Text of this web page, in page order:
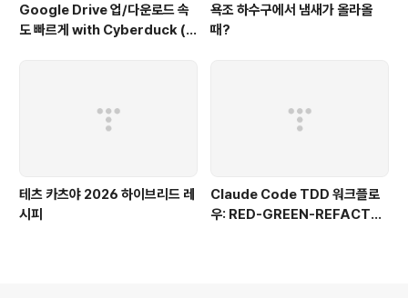
Google Drive 업/다운로드 속
도 빠르게 with Cyberduck (구
욕조 하수구에서 냄새가 올라올
때?
테츠 카츠야 2026 하이브리드 레
시피
Claude Code TDD 워크플로
우: RED-GREEN-REFACTO